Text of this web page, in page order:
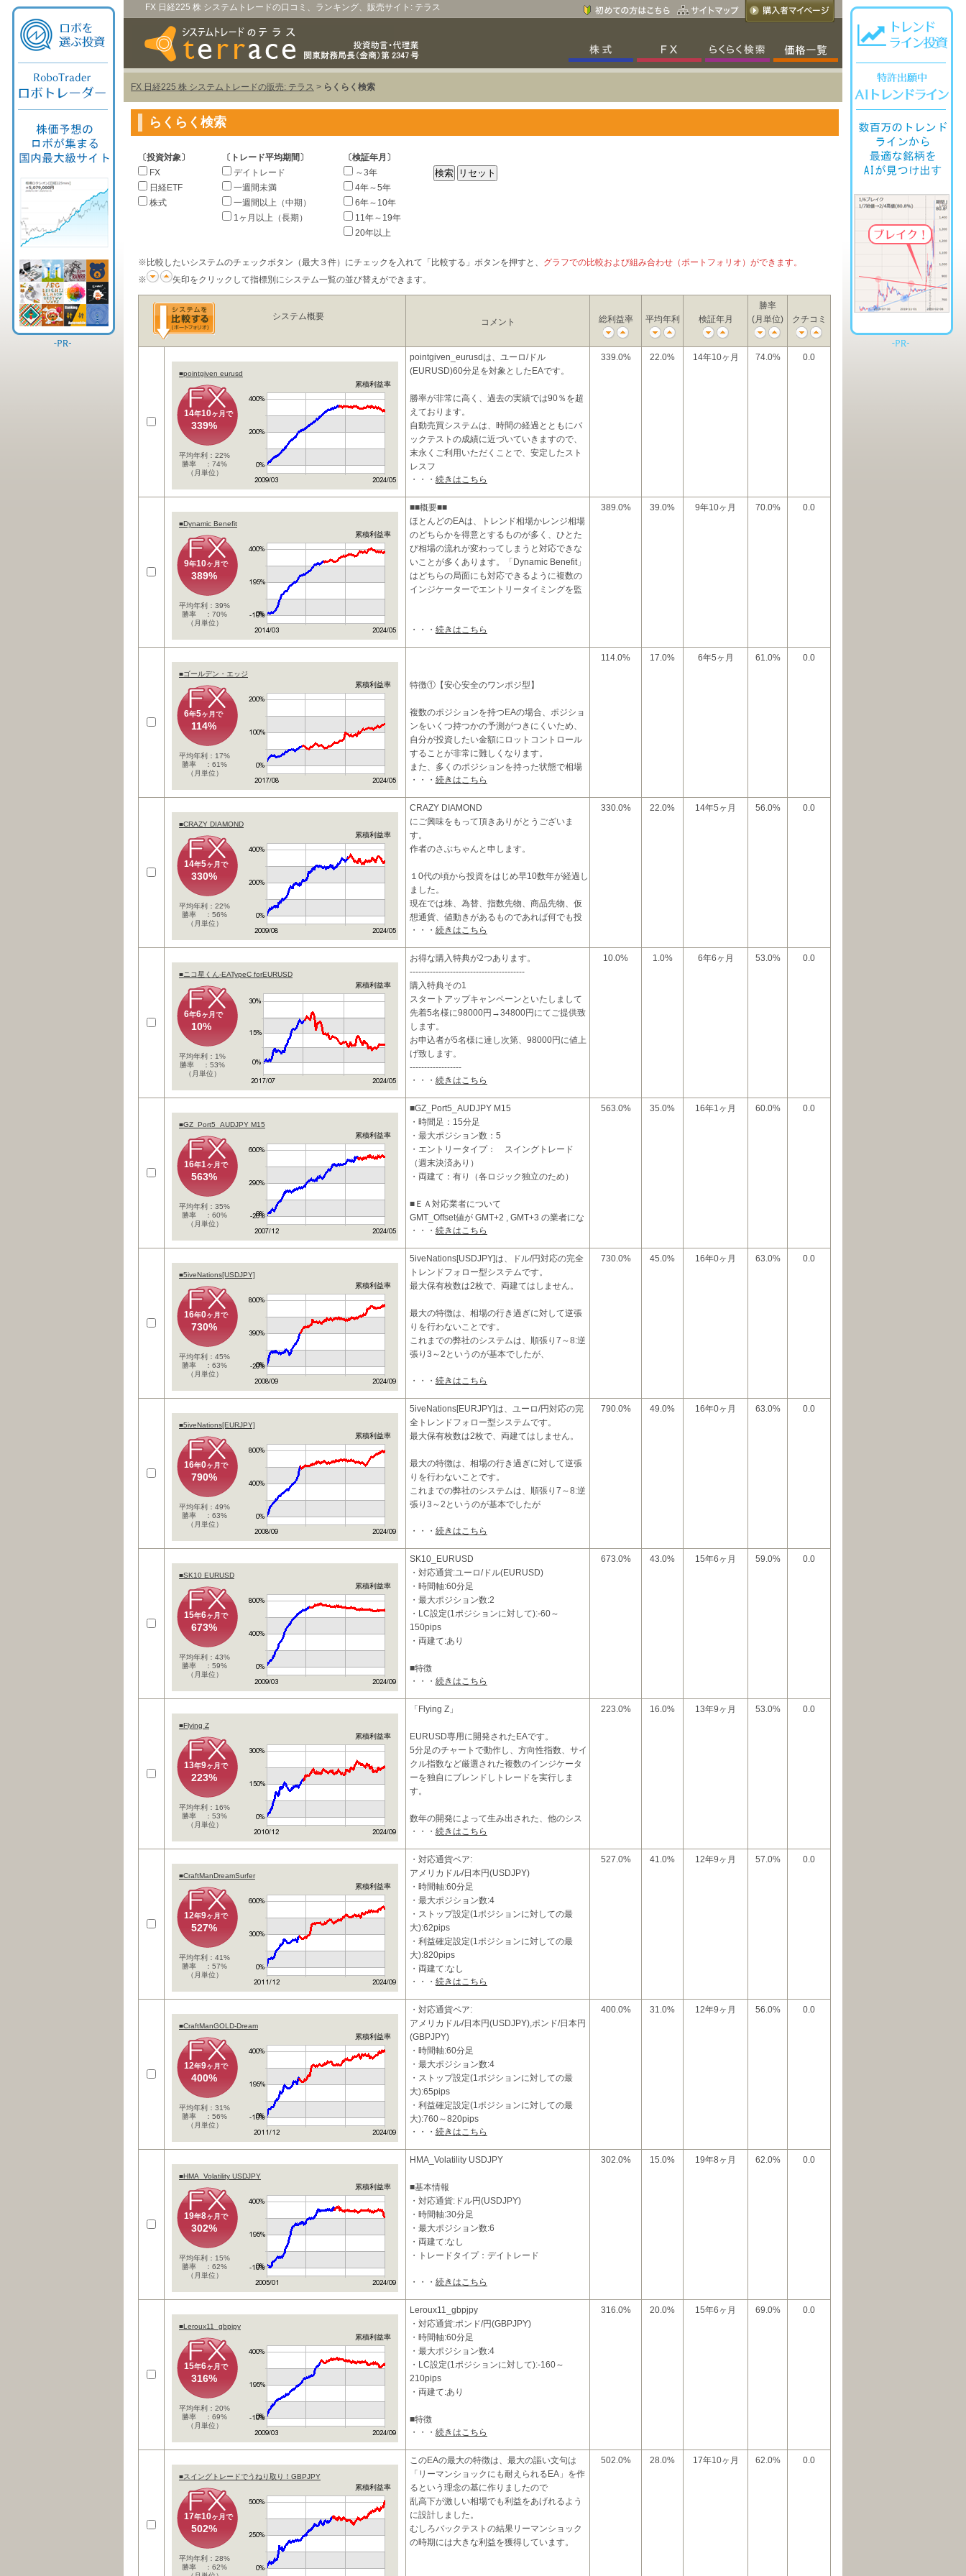
FX 日経225 株 システムトレードの口コミ、ランキング、販売サイト: テラス
FX 日経225 株 システムトレードの販売: テラス > らくらく検索
らくらく検索
〔投資対象〕
FX
日経ETF
株式
〔トレード平均期間〕
デイトレード
一週間未満
一週間以上（中期）
1ヶ月以上（長期）
〔検証年月〕
～3年
4年～5年
6年～10年
11年～19年
20年以上
※比較したいシステムのチェックボタン（最大３件）にチェックを入れて「比較する」ボタンを押すと、 グラフでの比較および組み合わせ（ポートフォリオ）ができます。
※
矢印をクリックして指標別にシステム一覧の並び替えができます。
システム概要
コメント 総利益率 平均年利 検証年月
勝率
(月単位)
クチコミ
■pointgiven eurusd
累積利益率
14年10ヶ月で
339%
平均年利：22%
勝率 ：74%
（月単位）
pointgiven_eurusdは、ユーロ/ドル
(EURUSD)60分足を対象としたEAです。
勝率が非常に高く、過去の実績では90％を超
えております。
自動売買システムは、時間の経過とともにバ
ックテストの成績に近づいていきますので、
末永くご利用いただくことで、安定したスト
レスフ
・・・ 続きはこちら
339.0% 22.0% 14年10ヶ月 74.0% 0.0
■Dynamic Benefit
累積利益率
9年10ヶ月で
389%
平均年利：39%
勝率 ：70%
（月単位）
■■概要■■
ほとんどのEAは、トレンド相場かレンジ相場
のどちらかを得意とするものが多く、ひとた
び相場の流れが変わってしまうと対応できな
いことが多くあります。「Dynamic Benefit」
はどちらの局面にも対応できるように複数の
インジケーターでエントリータイミングを監
・・・ 続きはこちら
389.0% 39.0% 9年10ヶ月 70.0% 0.0
■ゴールデン・エッジ
累積利益率
6年5ヶ月で
114%
平均年利：17%
勝率 ：61%
（月単位）
特徴①【安心安全のワンポジ型】
複数のポジションを持つEAの場合、ポジショ
ンをいくつ持つかの予測がつきにくいため、
自分が投資したい金額にロットコントロール
することが非常に難しくなります。
また、多くのポジションを持った状態で相場
が逆方向に進んで大量の含
・・・ 続きはこちら
114.0% 17.0% 6年5ヶ月 61.0% 0.0
■CRAZY DIAMOND
累積利益率
14年5ヶ月で
330%
平均年利：22%
勝率 ：56%
（月単位）
CRAZY DIAMOND
にご興味をもって頂きありがとうございま
す。
作者のさぶちゃんと申します。
１0代の頃から投資をはじめ早10数年が経過し
ました。
現在では株、為替、指数先物、商品先物、仮
想通貨、値動きがあるものであれば何でも投
資対象にしております。
おかげ様
・・・ 続きはこちら
330.0% 22.0% 14年5ヶ月 56.0% 0.0
■ニコ星くん-EATypeC forEURUSD
累積利益率
6年6ヶ月で
10%
平均年利：1%
勝率 ：53%
（月単位）
お得な購入特典が2つあります。
----------------------------------------
購入特典その1
スタートアップキャンペーンといたしまして
先着5名様に98000円→34800円にてご提供致
します。
お申込者が5名様に達し次第、98000円に値上
げ致します。
------------------
・・・ 続きはこちら
10.0% 1.0% 6年6ヶ月 53.0% 0.0
■GZ_Port5_AUDJPY M15
累積利益率
16年1ヶ月で
563%
平均年利：35%
勝率 ：60%
（月単位）
■GZ_Port5_AUDJPY M15
・時間足：15分足
・最大ポジション数：5
・エントリータイプ： スイングトレード
（週末決済あり）
・両建て：有り（各ロジック独立のため）
■ＥＡ対応業者について
GMT_Offset値が GMT+2 , GMT+3 の業者にな
ります。
■投資コンセプトおよび特
・・・ 続きはこちら
563.0% 35.0% 16年1ヶ月 60.0% 0.0
■5iveNations[USDJPY]
累積利益率
16年0ヶ月で
730%
平均年利：45%
勝率 ：63%
（月単位）
5iveNations[USDJPY]は、ドル/円対応の完全
トレンドフォロー型システムです。
最大保有枚数は2枚で、両建てはしません。
最大の特徴は、相場の行き過ぎに対して逆張
りを行わないことです。
これまでの弊社のシステムは、順張り7～8:逆
張り3～2というのが基本でしたが、
・・・ 続きはこちら
730.0% 45.0% 16年0ヶ月 63.0% 0.0
■5iveNations[EURJPY]
累積利益率
16年0ヶ月で
790%
平均年利：49%
勝率 ：63%
（月単位）
5iveNations[EURJPY]は、ユーロ/円対応の完
全トレンドフォロー型システムです。
最大保有枚数は2枚で、両建てはしません。
最大の特徴は、相場の行き過ぎに対して逆張
りを行わないことです。
これまでの弊社のシステムは、順張り7～8:逆
張り3～2というのが基本でしたが
・・・ 続きはこちら
790.0% 49.0% 16年0ヶ月 63.0% 0.0
■SK10 EURUSD
累積利益率
15年6ヶ月で
673%
平均年利：43%
勝率 ：59%
（月単位）
SK10_EURUSD
・対応通貨:ユーロ/ドル(EURUSD)
・時間軸:60分足
・最大ポジション数:2
・LC設定(1ポジションに対して):-60～
150pips
・両建て:あり
■特徴
1ポジションタイプの異なる2つのトレードシ
リスクを軽減させながら、リタ
・・・ 続きはこちら
673.0% 43.0% 15年6ヶ月 59.0% 0.0
■Flying Z
累積利益率
13年9ヶ月で
223%
平均年利：16%
勝率 ：53%
（月単位）
「Flying Z」
EURUSD専用に開発されたEAです。
5分足のチャートで動作し、方向性指数、サイ
クル指数など厳選された複数のインジケータ
ーを独自にブレンドしトレードを実行しま
す。
数年の開発によって生み出された、他のシス
テムには無い精密なエグジットにより、ＰＲ
・・・ 続きはこちら
223.0% 16.0% 13年9ヶ月 53.0% 0.0
■CraftManDreamSurfer
累積利益率
12年9ヶ月で
527%
平均年利：41%
勝率 ：57%
（月単位）
・対応通貨ペア:
アメリカドル/日本円(USDJPY)
・時間軸:60分足
・最大ポジション数:4
・ストップ設定(1ポジションに対しての最
大):62pips
・利益確定設定(1ポジションに対しての最
大):820pips
・両建て:なし
・ATRトレーリングストップによるストップ
■特
・・・ 続きはこちら
527.0% 41.0% 12年9ヶ月 57.0% 0.0
■CraftManGOLD-Dream
累積利益率
12年9ヶ月で
400%
平均年利：31%
勝率 ：56%
（月単位）
・対応通貨ペア:
アメリカドル/日本円(USDJPY),ポンド/日本円
(GBPJPY)
・時間軸:60分足
・最大ポジション数:4
・ストップ設定(1ポジションに対しての最
大):65pips
・利益確定設定(1ポジションに対しての最
大):760～820pips
・両建て:なし
・・・ 続きはこちら
400.0% 31.0% 12年9ヶ月 56.0% 0.0
■HMA_Volatility USDJPY
累積利益率
19年8ヶ月で
302%
平均年利：15%
勝率 ：62%
（月単位）
HMA_Volatility USDJPY
■基本情報
・対応通貨:ドル円(USDJPY)
・時間軸:30分足
・最大ポジション数:6
・両建て:なし
・トレードタイプ：デイトレード
■特徴
す。
・ハル移動平均（改良版）とCCIにより、トレ
ンドの方向と強さを
・・・ 続きはこちら
302.0% 15.0% 19年8ヶ月 62.0% 0.0
■Leroux11_gbpjpy
累積利益率
15年6ヶ月で
316%
平均年利：20%
勝率 ：69%
（月単位）
Leroux11_gbpjpy
・対応通貨:ポンド/円(GBPJPY)
・時間軸:60分足
・最大ポジション数:4
・LC設定(1ポジションに対して):-160～
210pips
・両建て:あり
■特徴
1ポジションタイプの異なる3つのトレードシ
リスクを軽減させながら、リ
・・・ 続きはこちら
316.0% 20.0% 15年6ヶ月 69.0% 0.0
■スイングトレードでうねり取り！GBPJPY
累積利益率
17年10ヶ月で
502%
平均年利：28%
勝率 ：62%
このEAの最大の特徴は、最大の謳い文句は
「リーマンショックにも耐えられるEA」を作
るという理念の基に作りましたので
乱高下が激しい相場でも利益をあげれるよう
に設計しました。
むしろバックテストの結果リーマンショック
の時期には大きな利益を獲得しています。
502.0% 28.0% 17年10ヶ月 62.0% 0.0